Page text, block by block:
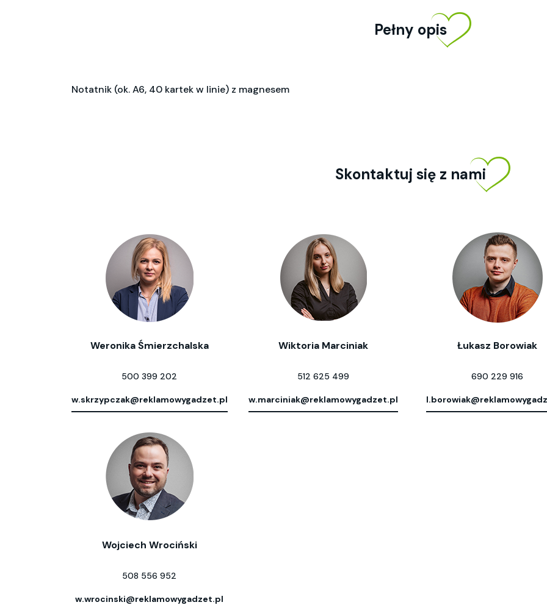
Pełny opis
Notatnik (ok. A6, 40 kartek w linie) z magnesem
Skontaktuj się z nami
Weronika Śmierzchalska
500 399 202
w.skrzypczak@reklamowygadzet.pl
Wiktoria Marciniak
512 625 499
w.marciniak@reklamowygadzet.pl
Łukasz Borowiak
690 229 916
Wojciech Wrociński
508 556 952
w.wrocinski@reklamowygadzet.pl